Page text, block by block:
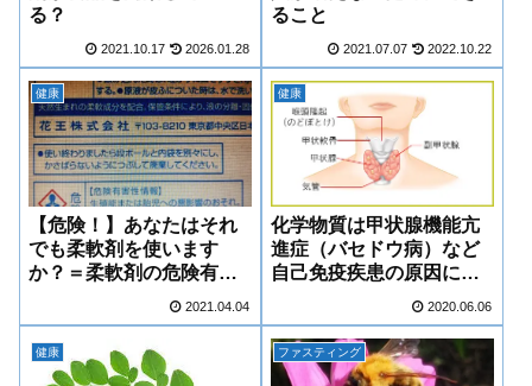
る？
2021.10.17 2026.01.28
ること
2021.07.07 2022.10.22
健康
【危険！】あなたはそれ
でも柔軟剤を使います
か？＝柔軟剤の危険有害
性情報に震撼した日＝
2021.04.04
健康
化学物質は甲状腺機能亢
進症（バセドウ病）など
自己免疫疾患の原因にな
2020.06.06
健康 ファスティング